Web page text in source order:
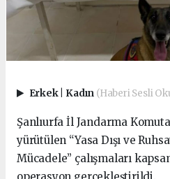
Erkek Kadın (Haberi Sesli
Şanlıurfa İl Jandarma
yürütülen “Yasa Dışı ve
Mücadele” çalışmaları